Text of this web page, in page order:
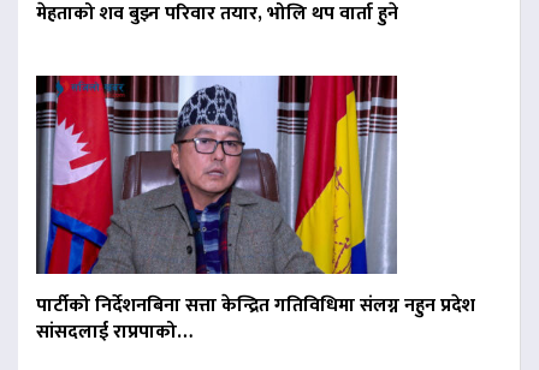
मेहताको शव बुझ्न परिवार तयार, भोलि थप वार्ता हुने
पार्टीको निर्देशनबिना सत्ता केन्द्रित गतिविधिमा संलग्न नहुन प्रदेश
सांसदलाई राप्रपाको…